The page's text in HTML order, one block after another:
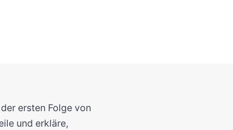
der ersten Folge von
und erkläre,